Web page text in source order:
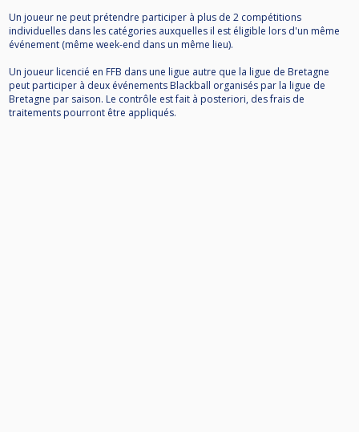
Un joueur ne peut prétendre participer à plus de 2 compétitions
individuelles dans les catégories auxquelles il est éligible lors d'un même
événement (même week-end dans un même lieu).
Un joueur licencié en FFB dans une ligue autre que la ligue de Bretagne
peut participer à deux événements Blackball organisés par la ligue de
Bretagne par saison. Le contrôle est fait à posteriori, des frais de
traitements pourront être appliqués.